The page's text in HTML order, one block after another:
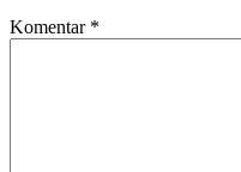
Komentar *